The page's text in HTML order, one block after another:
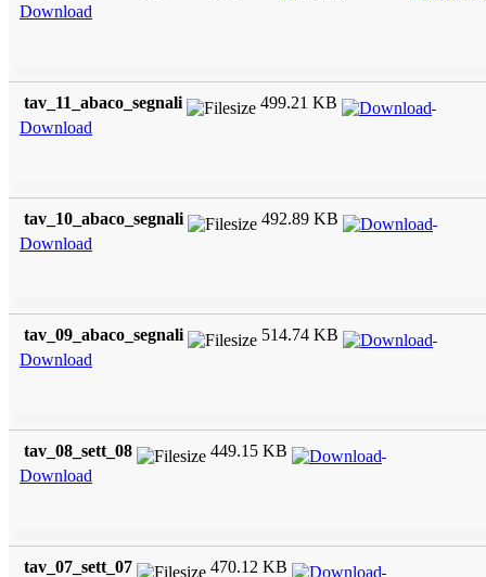
Download
tav_11_abaco_segnali
499.21 KB
Download
tav_10_abaco_segnali
492.89 KB
Download
tav_09_abaco_segnali
514.74 KB
Download
tav_08_sett_08
449.15 KB
Download
tav_07_sett_07
470.12 KB